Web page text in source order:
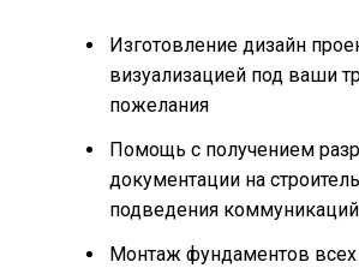
Изготовление дизайн
визуализацией под ваши
пожелания
Помощь с получением
документации на
подведения коммуникаций
Монтаж фундаментов